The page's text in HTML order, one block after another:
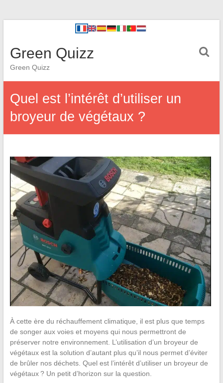
Green Quizz
Green Quizz
Quel est l’intérêt d’utiliser un
broyeur de végétaux ?
À cette ère du réchauffement climatique, il est plus que temps
de songer aux voies et moyens qui nous permettront de
préserver notre environnement. L’utilisation d’un broyeur de
végétaux est la solution d’autant plus qu’il nous permet d’éviter
de brûler nos déchets. Quel est l’intérêt d’utiliser un broyeur de
végétaux ? Un petit d’horizon sur la question.